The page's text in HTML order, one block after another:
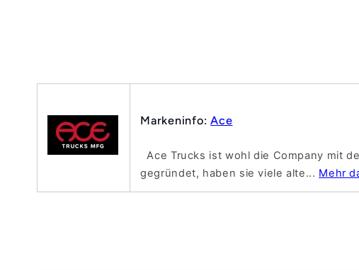
Markeninfo:Ace
Ace Trucks ist wohl die Company mit
gegründet, haben sie viele alte... Mehr